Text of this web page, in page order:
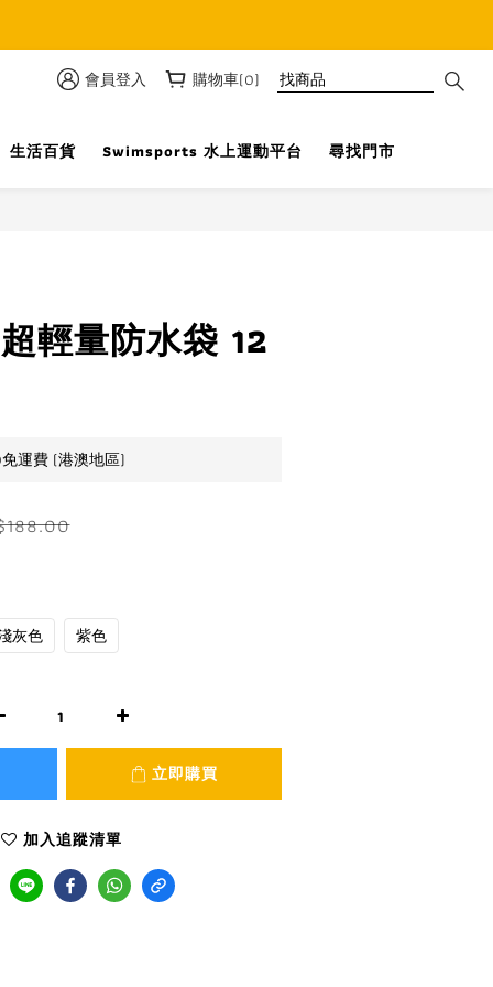
會員登入 購物車(0)
生活百貨 Swimsports 水上運動平台 尋找門市
輕量防水袋 12
運費 (港澳地區)
灰色 紫色
立即購買
加入追蹤清單